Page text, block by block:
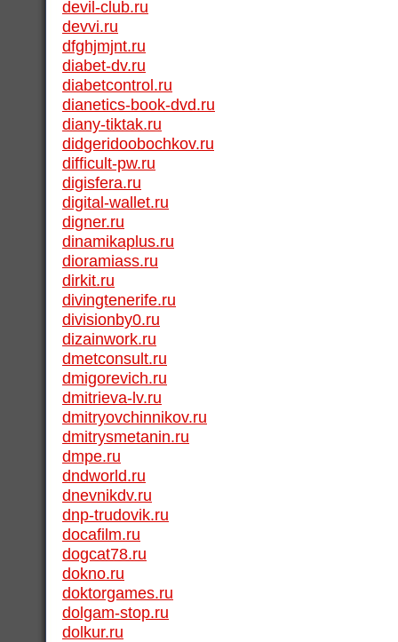
devil-club.ru
devvi.ru
dfghjmjnt.ru
diabet-dv.ru
diabetcontrol.ru
dianetics-book-dvd.ru
diany-tiktak.ru
didgeridoobochkov.ru
difficult-pw.ru
digisfera.ru
digital-wallet.ru
digner.ru
dinamikaplus.ru
dioramiass.ru
dirkit.ru
divingtenerife.ru
divisionby0.ru
dizainwork.ru
dmetconsult.ru
dmigorevich.ru
dmitrieva-lv.ru
dmitryovchinnikov.ru
dmitrysmetanin.ru
dmpe.ru
dndworld.ru
dnevnikdv.ru
dnp-trudovik.ru
docafilm.ru
dogcat78.ru
dokno.ru
doktorgames.ru
dolgam-stop.ru
dolkur.ru